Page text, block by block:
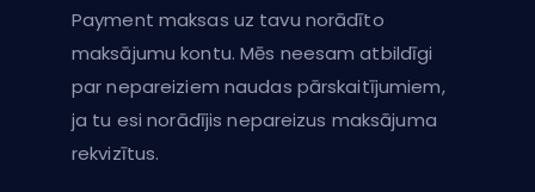
Payment maksas uz tavu norādīto
maksājumu kontu. Mēs neesam atbildīgi
par nepareiziem naudas pārskaitījumiem,
ja tu esi norādījis nepareizus maksājuma
rekvizītus.